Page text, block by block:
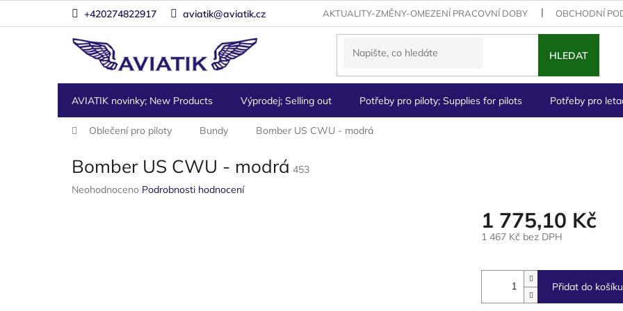
+420274822917 aviatik@aviatik.cz AKTUALITY-ZMĚNY-OMEZENÍ PRACOVNÍ DOBY OBCHODNÍ
HLEDAT
AVIATIK novinky; New Products Výprodej; Selling out Potřeby pro piloty; Supplies for pilots Potřeby pro
Oblečení pro piloty Bundy Bomber US CWU - modrá
Bomber US CWU - modrá 453
Průměrné
Neohodnoceno Podrobnosti hodnocení
1 775,10 Kč
1 467 Kč bez DPH
cena:
Přidat do košíku